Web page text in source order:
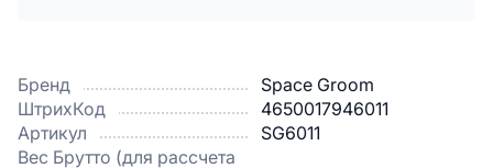
Бренд
Space Groom
ШтрихКод
4650017946011
Артикул
SG6011
Вес Брутто (для рассчета